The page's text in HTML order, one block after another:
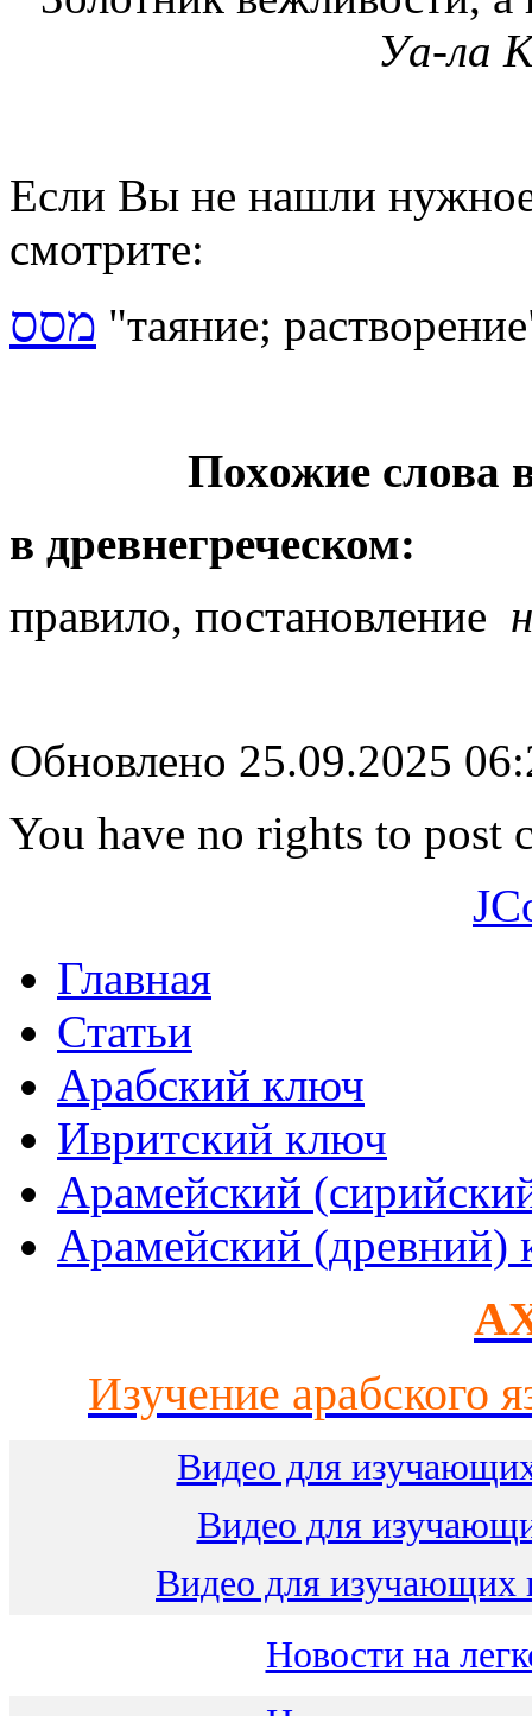
Уа-ла
Если Вы не нашли нужное
смотрите:
מסס "таяние;
Похожие слова
в древнегреческом:
правило, постановление н
Обновлено 25.09.2025
You have no rights to post
Главная
Статьи
Арабский ключ
Ивритский ключ
Арамейский
Арамейский (древний)
Изучение арабского
Видео для
Видео для
Видео для изучающих
Новости на